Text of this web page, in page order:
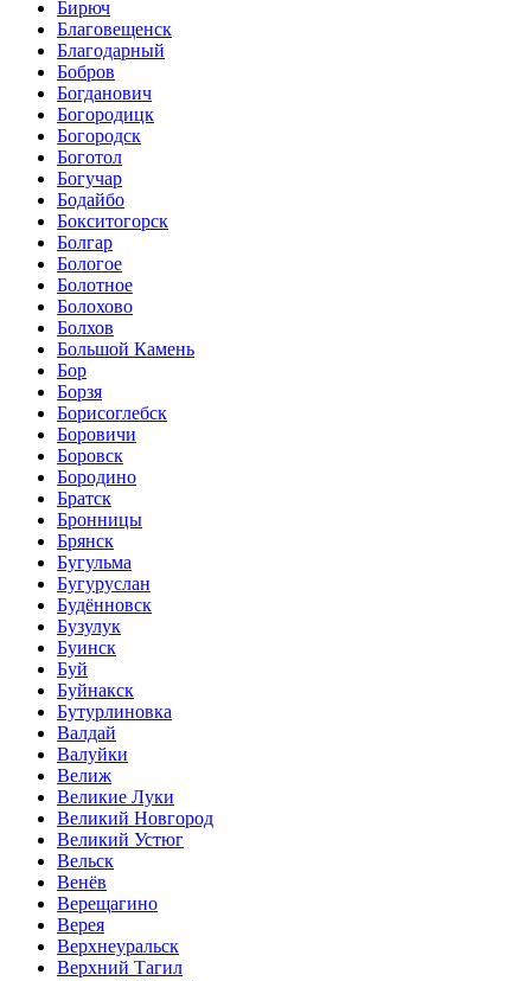
Бирюч
Благовещенск
Благодарный
Бобров
Богданович
Богородицк
Богородск
Боготол
Богучар
Бодайбо
Бокситогорск
Болгар
Бологое
Болотное
Болохово
Болхов
Большой Камень
Бор
Борзя
Борисоглебск
Боровичи
Боровск
Бородино
Братск
Бронницы
Брянск
Бугульма
Бугуруслан
Будённовск
Бузулук
Буинск
Буй
Буйнакск
Бутурлиновка
Валдай
Валуйки
Велиж
Великие Луки
Великий Новгород
Великий Устюг
Вельск
Венёв
Верещагино
Верея
Верхнеуральск
Верхний Тагил